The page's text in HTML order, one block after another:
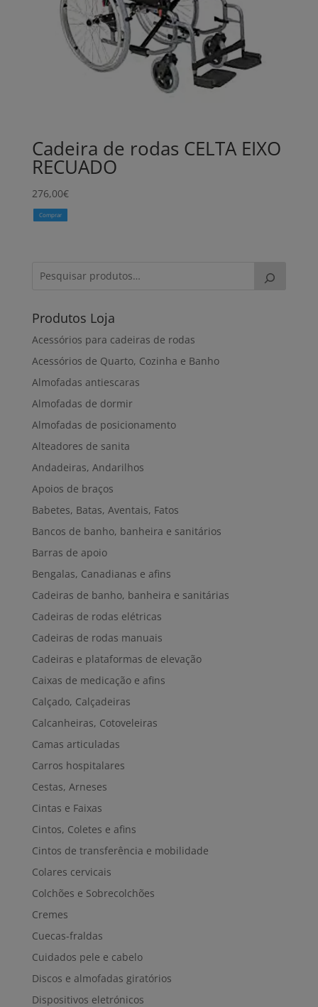
Cadeira de rodas CELTA EIXO
RECUADO
276,00€
Comprar
Produtos Loja
Acessórios para cadeiras de rodas
Acessórios de Quarto, Cozinha e Banho
Almofadas antiescaras
Almofadas de dormir
Almofadas de posicionamento
Alteadores de sanita
Andadeiras, Andarilhos
Apoios de braços
Babetes, Batas, Aventais, Fatos
Bancos de banho, banheira e sanitários
Barras de apoio
Bengalas, Canadianas e afins
Cadeiras de banho, banheira e sanitárias
Cadeiras de rodas elétricas
Cadeiras de rodas manuais
Cadeiras e plataformas de elevação
Caixas de medicação e afins
Calçado, Calçadeiras
Calcanheiras, Cotoveleiras
Camas articuladas
Carros hospitalares
Cestas, Arneses
Cintas e Faixas
Cintos, Coletes e afins
Cintos de transferência e mobilidade
Colares cervicais
Colchões e Sobrecolchões
Cremes
Cuecas-fraldas
Cuidados pele e cabelo
Discos e almofadas giratórios
Dispositivos eletrónicos